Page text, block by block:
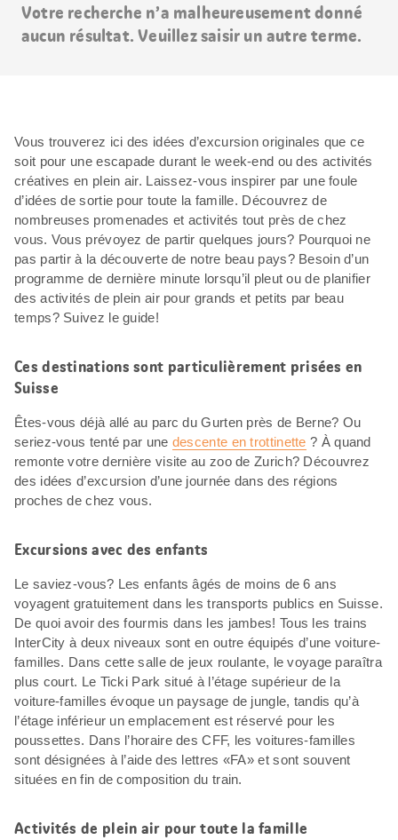
Votre recherche n’a malheureusement donné
aucun résultat. Veuillez saisir un autre terme.
Vous trouverez ici des idées d’excursion originales que ce
soit pour une escapade durant le week-end ou des activités
créatives en plein air. Laissez-vous inspirer par une foule
d’idées de sortie pour toute la famille. Découvrez de
nombreuses promenades et activités tout près de chez
vous. Vous prévoyez de partir quelques jours? Pourquoi ne
pas partir à la découverte de notre beau pays? Besoin d’un
programme de dernière minute lorsqu’il pleut ou de planifier
des activités de plein air pour grands et petits par beau
temps? Suivez le guide!
Ces destinations sont particulièrement prisées en
Suisse
Êtes-vous déjà allé au parc du Gurten près de Berne? Ou
seriez-vous tenté par une descente en trottinette ? À quand
remonte votre dernière visite au zoo de Zurich? Découvrez
des idées d’excursion d’une journée dans des régions
proches de chez vous.
Excursions avec des enfants
Le saviez-vous? Les enfants âgés de moins de 6 ans
voyagent gratuitement dans les transports publics en Suisse.
De quoi avoir des fourmis dans les jambes! Tous les trains
InterCity à deux niveaux sont en outre équipés d’une voiture-
familles. Dans cette salle de jeux roulante, le voyage paraîtra
plus court. Le Ticki Park situé à l’étage supérieur de la
voiture-familles évoque un paysage de jungle, tandis qu’à
l’étage inférieur un emplacement est réservé pour les
poussettes. Dans l’horaire des CFF, les voitures-familles
sont désignées à l’aide des lettres «FA» et sont souvent
situées en fin de composition du train.
Activités de plein air pour toute la famille